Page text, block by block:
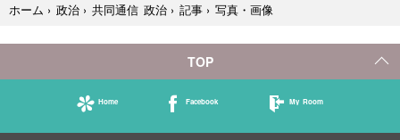
ホーム › 政治 › 共同通信 政治 › 記事 › 写真・画像
TOP
Home Facebook My Room